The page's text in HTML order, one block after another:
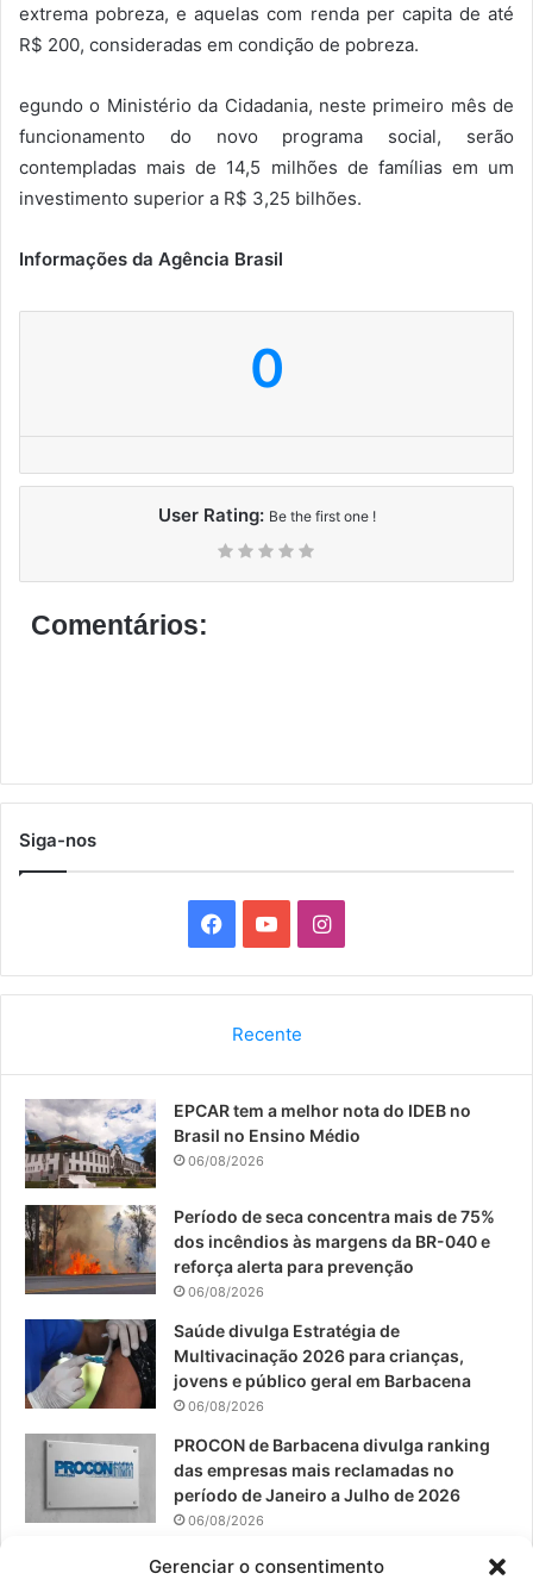
Gerenciar o consentimento
extrema pobreza, e aquelas com renda per capita de até
R$ 200, consideradas em condição de pobreza.
egundo o Ministério da Cidadania, neste primeiro mês de
funcionamento do novo programa social, serão
contempladas mais de 14,5 milhões de famílias em um
investimento superior a R$ 3,25 bilhões.
Informações da Agência Brasil
0
User Rating: Be the first one !
Comentários:
Siga-nos
a
b
o
o
k
o
u
e
I
n
a
r
a
Recente
EPCAR tem a melhor nota do IDEB no
Brasil no Ensino Médio
06/08/2026
Período de seca concentra mais de 75%
dos incêndios às margens da BR-040 e
reforça alerta para prevenção
06/08/2026
Saúde divulga Estratégia de
Multivacinação 2026 para crianças,
jovens e público geral em Barbacena
06/08/2026
PROCON de Barbacena divulga ranking
das empresas mais reclamadas no
período de Janeiro a Julho de 2026
06/08/2026
Prefeitura convoca organizações de